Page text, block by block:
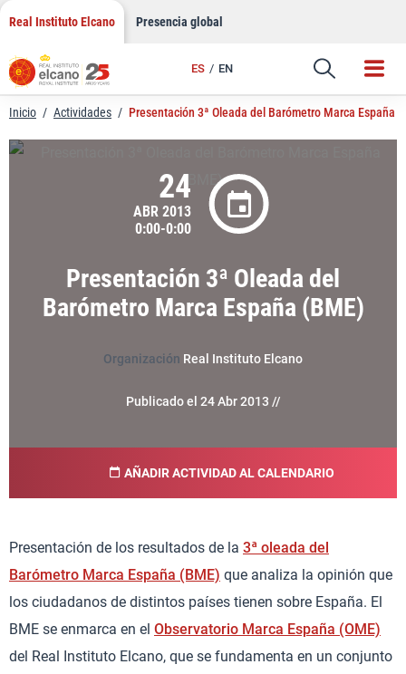
Saltar
contenido
Real Instituto Elcano Presencia global
ES EN
Enlace
Inicio / Actividades / Presentación 3ª Oleada del Barómetro Marca España
Presentación 3ª Oleada del
Barómetro Marca España (BME)
24
ABR 2013
0:00-0:00
Organización Real Instituto Elcano
Publicado el 24 Abr 2013 //
AÑADIR ACTIVIDAD AL CALENDARIO
Presentación de los resultados de la 3ª oleada del
Barómetro Marca España (BME) que analiza la opinión que
los ciudadanos de distintos países tienen sobre España. El
BME se enmarca en el Observatorio Marca España (OME)
del Real Instituto Elcano, que se fundamenta en un conjunto